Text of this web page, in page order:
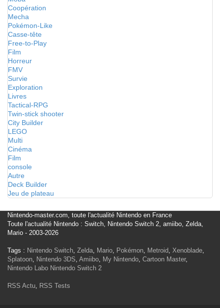
Coopération
Mecha
Pokémon-Like
Casse-tête
Free-to-Play
Film
Horreur
FMV
Survie
Exploration
Livres
Tactical-RPG
Twin-stick shooter
City Builder
LEGO
Multi
Cinéma
Film
console
Autre
Deck Builder
Jeu de plateau
Nintendo-master.com, toute l'actualité Nintendo en France
Toute l'actualité Nintendo : Switch, Nintendo Switch 2, amiibo, Zelda,
Mario - 2003-2026
Tags : Nintendo Switch, Zelda, Mario, Pokémon, Metroid, Xenoblade,
Splatoon, Nintendo 3DS, Amiibo, My Nintendo, Cartoon Master,
Nintendo Labo Nintendo Switch 2
RSS Actu, RSS Tests